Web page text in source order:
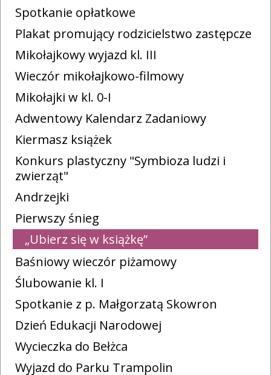
Spotkanie opłatkowe
Plakat promujący rodzicielstwo zastępcze
Mikołajkowy wyjazd kl. III
Wieczór mikołajkowo-filmowy
Mikołajki w kl. 0-I
Adwentowy Kalendarz Zadaniowy
Kiermasz książek
Konkurs plastyczny "Symbioza ludzi i
zwierząt"
Andrzejki
Pierwszy śnieg
„Ubierz się w książkę”
Baśniowy wieczór piżamowy
Ślubowanie kl. I
Spotkanie z p. Małgorzatą Skowron
Dzień Edukacji Narodowej
Wycieczka do Bełżca
Wyjazd do Parku Trampolin